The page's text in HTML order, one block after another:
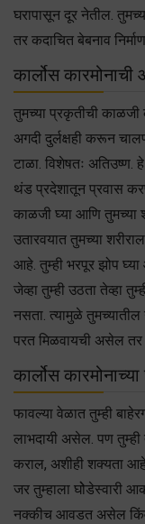
घरापासून दूर नेतील.
तर कदाचित बेबनाव
कार्लोस
तुमच्या प्रकृतीची
अगदी दुर्लक्षही करून
टाळा. विशेषतः अतिउष्ण.
थंड प्रदेशातून प्रवास
काळजी घ्या आणि तुमच्या
उतारवयात तुमच्या
आहे. तुम्ही भरपूर झोप
जेव्हा तुम्ही उठता तेव्हा
नसता. त्यामुळे तुमच्यातील
परत मिळवायची असेल
कार्लोस
फावल्या वेळात तुम्ही
लाभदायी असेल. पण
कराल, अशीही शक्यता
जर तुम्हाला घोेडेस्वारी
नक्कीच आवडत असेल